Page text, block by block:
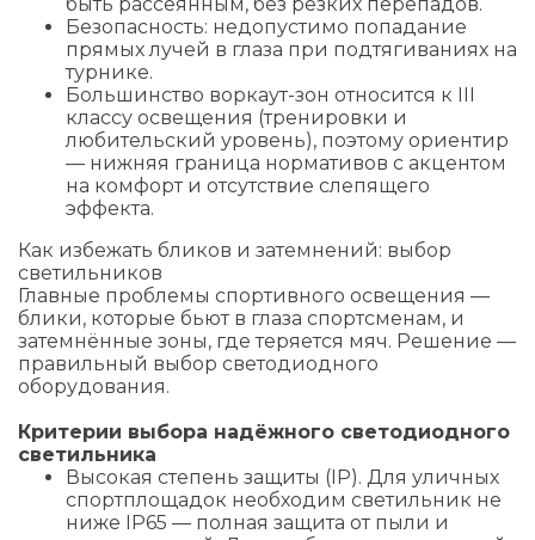
Безопасность: недопустимо попадание
прямых лучей в глаза при подтягиваниях на
турнике.
Большинство воркаут-зон относится к III
классу освещения (тренировки и
любительский уровень), поэтому ориентир
— нижняя граница нормативов с акцентом
на комфорт и отсутствие слепящего
эффекта.
Как избежать бликов и затемнений: выбор
светильников
Главные проблемы спортивного освещения —
блики, которые бьют в глаза спортсменам, и
затемнённые зоны, где теряется мяч. Решение —
правильный выбор светодиодного
оборудования.
Критерии выбора надёжного светодиодного
светильника
Высокая степень защиты (IP). Для уличных
спортплощадок необходим светильник не
ниже IP65 — полная защита от пыли и